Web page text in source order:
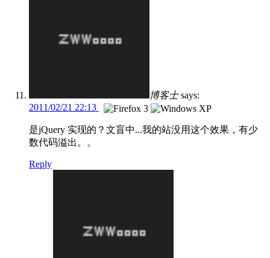
博客士 says:
2011/02/21 22:13
是jQuery 实现的？文盲中...我的站没用这个效果，有少
数代码溢出。。
Reply